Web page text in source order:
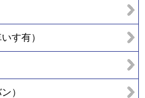
す有）
）